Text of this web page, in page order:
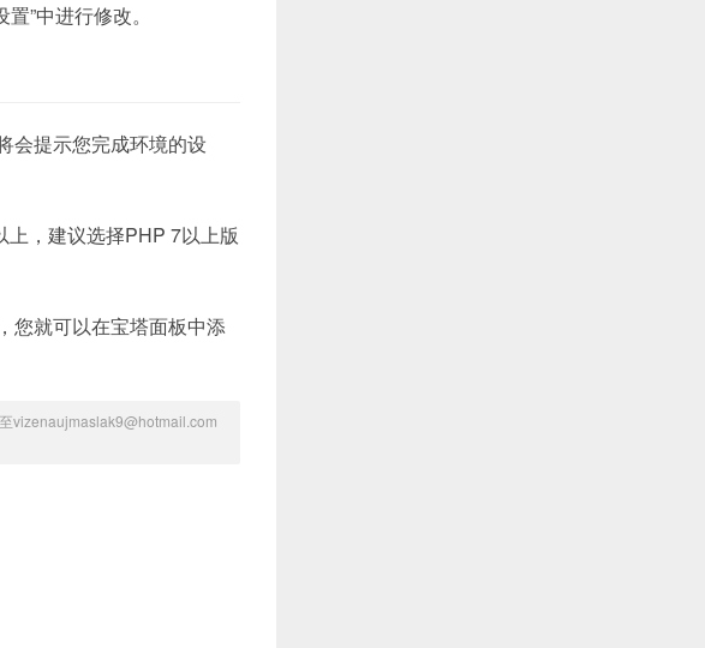
”中进行修改。
会提示您完成环境的设
上，建议选择PHP 7以上版
您就可以在宝塔面板中添
vizenaujmaslak9@hotmail.com